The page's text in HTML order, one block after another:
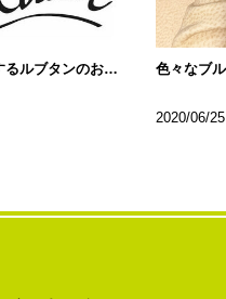
芸能人も多く愛用するルブタンのお財布!!
2020/06/25